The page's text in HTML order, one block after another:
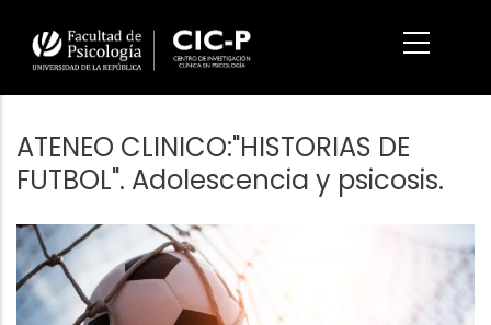
contenido
principal
ATENEO CLINICO:"HISTORIAS DE
FUTBOL". Adolescencia y psicosis.
Imagen/Afiche